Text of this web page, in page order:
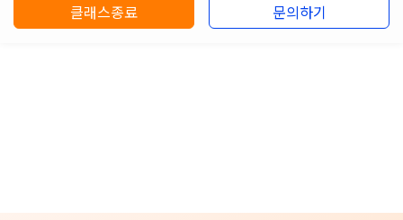
클래스종료
문의하기